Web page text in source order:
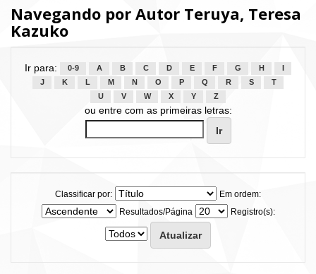
Navegando por Autor Teruya, Teresa
Kazuko
Ir para: 0-9 A B C D E F G H
J
K L M N O P Q R S
T
U
V W X Y Z
ou entre com as primeiras letras:
Classificar por:
Em ordem:
Resultados/Página
Registro(s):